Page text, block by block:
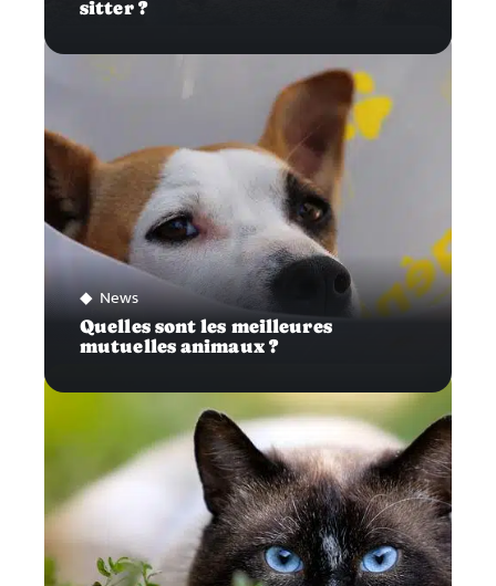
sitter ?
News
Quelles sont les meilleures
mutuelles animaux ?